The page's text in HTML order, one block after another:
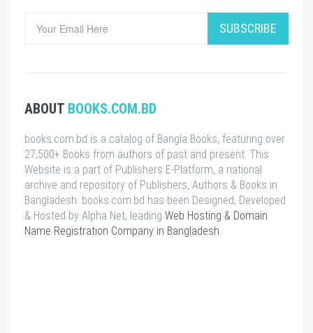
SUBSCRIBE
ABOUT BOOKS.COM.BD
books.com.bd is a catalog of Bangla Books, featuring over
27,500+ Books from authors of past and present. This
Website is a part of Publishers E-Platform, a national
archive and repository of Publishers, Authors & Books in
Bangladesh. books.com.bd has been Designed, Developed
& Hosted by Alpha Net, leading Web Hosting & Domain
Name Registration Company in Bangladesh